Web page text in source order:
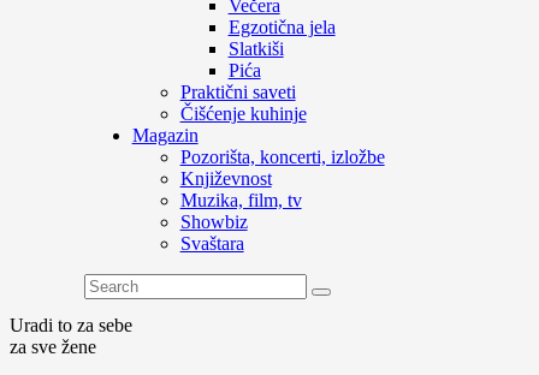
Večera
Egzotična jela
Slatkiši
Pića
Praktični saveti
Čišćenje kuhinje
Magazin
Pozorišta, koncerti, izložbe
Književnost
Muzika, film, tv
Showbiz
Svaštara
Uradi to za sebe
za sve žene